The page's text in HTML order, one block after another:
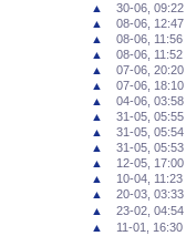
▲
30-06, 09:22
▲
08-06, 12:47
▲
08-06, 11:56
▲
08-06, 11:52
▲
07-06, 20:20
▲
07-06, 18:10
▲
04-06, 03:58
▲
31-05, 05:55
▲
31-05, 05:54
▲
31-05, 05:53
▲
12-05, 17:00
▲
10-04, 11:23
▲
20-03, 03:33
▲
23-02, 04:54
▲
11-01, 16:30